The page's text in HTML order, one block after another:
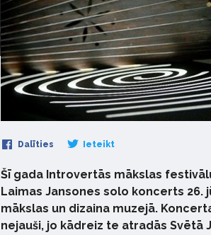
Dalīties Ieteikt
Šī gada Introvertās mākslas
Laimas Jansones solo koncerts 26.
mākslas un dizaina muzejā.
nejauši, jo kādreiz te atradās Svētā